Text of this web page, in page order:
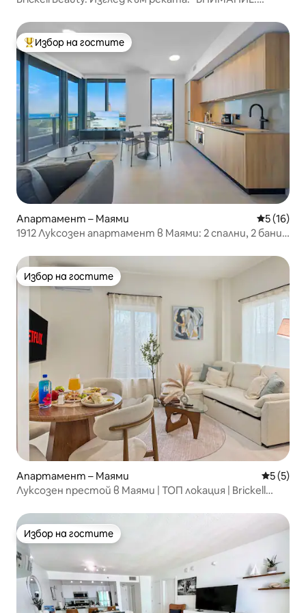
Най-популярен избор на гостите
Избор на гостите
Апартамент – Маями Средна
5 (16)
1912 Луксозен апартамент в Маями: 2 спални, 2 бани,
Избор на гостите
Избор на гостите
Апартамент – Маями Средна
5 (5)
Луксозен престой в Маями | ТОП локация | Brickell
Избор на гостите
Избор на гостите